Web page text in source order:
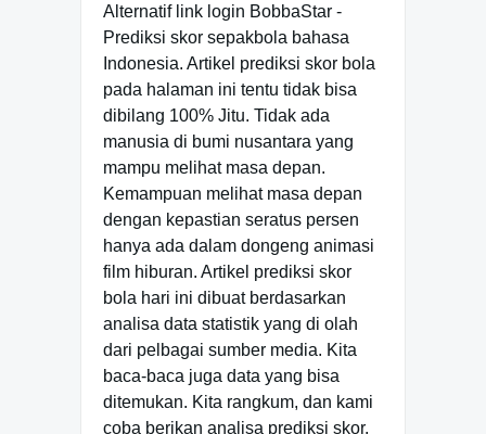
Alternatif link login BobbaStar -
Prediksi skor sepakbola bahasa
Indonesia. Artikel prediksi skor bola
pada halaman ini tentu tidak bisa
dibilang 100% Jitu. Tidak ada
manusia di bumi nusantara yang
mampu melihat masa depan.
Kemampuan melihat masa depan
dengan kepastian seratus persen
hanya ada dalam dongeng animasi
film hiburan. Artikel prediksi skor
bola hari ini dibuat berdasarkan
analisa data statistik yang di olah
dari pelbagai sumber media. Kita
baca-baca juga data yang bisa
ditemukan. Kita rangkum, dan kami
coba berikan analisa prediksi skor.